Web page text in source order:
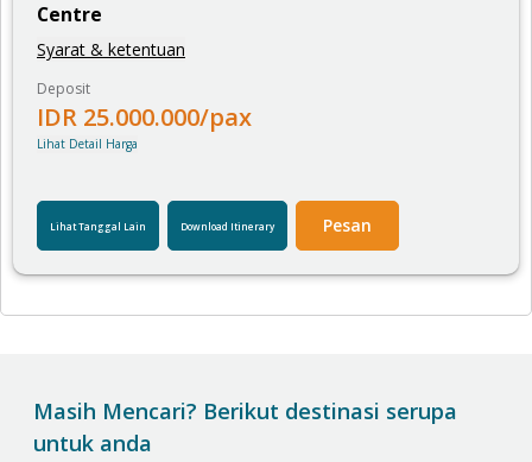
Centre
Syarat & ketentuan
Deposit
IDR 25.000.000/pax
Lihat Detail Harga
Lihat Tanggal Lain Download Itinerary Pesan
Masih Mencari? Berikut destinasi serupa
untuk anda